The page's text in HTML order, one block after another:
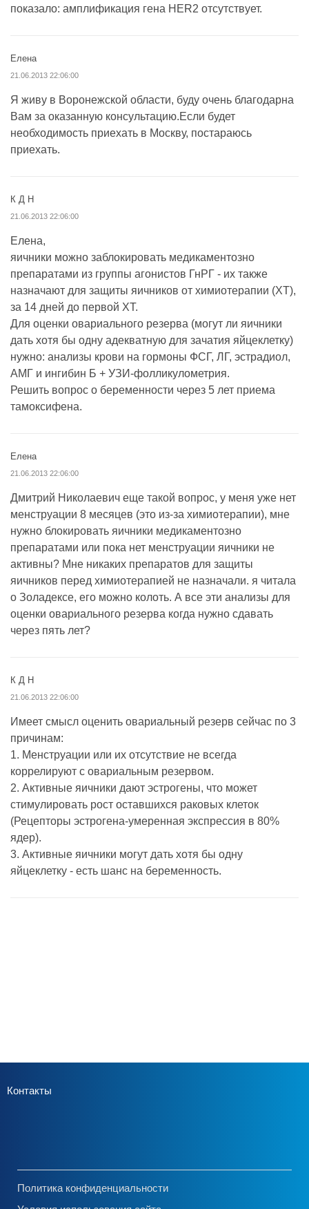
показало: амплификация гена HER2 отсутствует.
Елена
21.06.2013 22:06:00
Я живу в Воронежской области, буду очень благодарна
Вам за оказанную консультацию.Если будет
необходимость приехать в Москву, постараюсь
приехать.
К Д Н
21.06.2013 22:06:00
Елена,
яичники можно заблокировать медикаментозно
препаратами из группы агонистов ГнРГ - их также
назначают для защиты яичников от химиотерапии (ХТ),
за 14 дней до первой ХТ.
Для оценки овариального резерва (могут ли яичники
дать хотя бы одну адекватную для зачатия яйцеклетку)
нужно: анализы крови на гормоны ФСГ, ЛГ, эстрадиол,
АМГ и ингибин Б + УЗИ-фолликулометрия.
Решить вопрос о беременности через 5 лет приема
тамоксифена.
Елена
21.06.2013 22:06:00
Дмитрий Николаевич еще такой вопрос, у меня уже нет
менструации 8 месяцев (это из-за химиотерапии), мне
нужно блокировать яичники медикаментозно
препаратами или пока нет менструации яичники не
активны? Мне никаких препаратов для защиты
яичников перед химиотерапией не назначали. я читала
о Золадексе, его можно колоть. А все эти анализы для
оценки овариального резерва когда нужно сдавать
через пять лет?
К Д Н
21.06.2013 22:06:00
Имеет смысл оценить овариальный резерв сейчас по 3
причинам:
1. Менструации или их отсутствие не всегда
коррелируют с овариальным резервом.
2. Активные яичники дают эстрогены, что может
стимулировать рост оставшихся раковых клеток
(Рецепторы эстрогена-умеренная экспрессия в 80%
ядер).
3. Активные яичники могут дать хотя бы одну
яйцеклетку - есть шанс на беременность.
Контакты
Политика конфиденциальности